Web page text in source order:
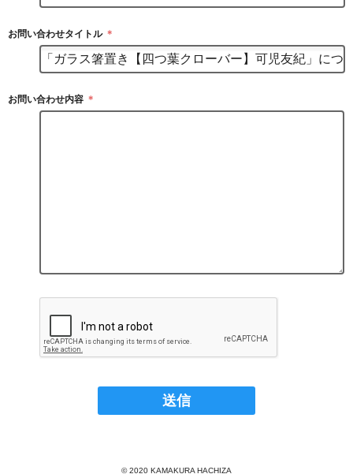
お問い合わせタイトル ＊
お問い合わせ内容 ＊
© 2020 KAMAKURA HACHIZA